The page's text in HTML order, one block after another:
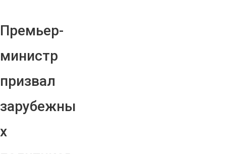
Премьер-
министр
призвал
зарубежны
х